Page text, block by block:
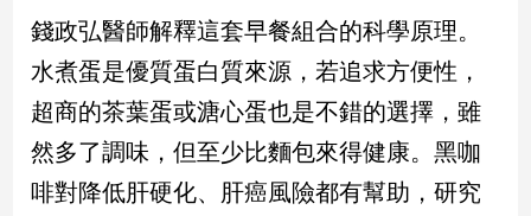
國
際
會/
地
方
新
錢政弘醫師解釋這套早餐組合的科學原理。
水煮蛋是優質蛋白質來源，若追求方便性，
超商的茶葉蛋或溏心蛋也是不錯的選擇，雖
然多了調味，但至少比麵包來得健康。黑咖
啡對降低肝硬化、肝癌風險都有幫助，研究